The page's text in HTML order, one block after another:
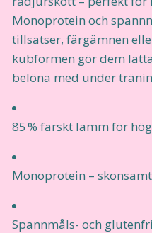
Monoprotein och
tillsatser, färgämnen
kubformen gör dem
belöna med under
85 % färskt lamm för
Monoprotein –
Spannmåls- och